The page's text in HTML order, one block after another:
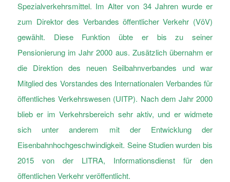
Spezialverkehrsmittel. Im Alter von 34 Jahren wurde er
zum Direktor des Verbandes öffentlicher Verkehr (VöV)
gewählt. Diese Funktion übte er bis zu seiner
Pensionierung im Jahr 2000 aus. Zusätzlich übernahm er
die Direktion des neuen Seilbahnverbandes und war
Mitglied des Vorstandes des Internationalen Verbandes für
öffentliches Verkehrswesen (UITP). Nach dem Jahr 2000
blieb er im Verkehrsbereich sehr aktiv, und er widmete
sich unter anderem mit der Entwicklung der
Eisenbahnhochgeschwindigkeit. Seine Studien wurden bis
2015 von der LITRA, Informationsdienst für den
öffentlichen Verkehr veröffentlicht.